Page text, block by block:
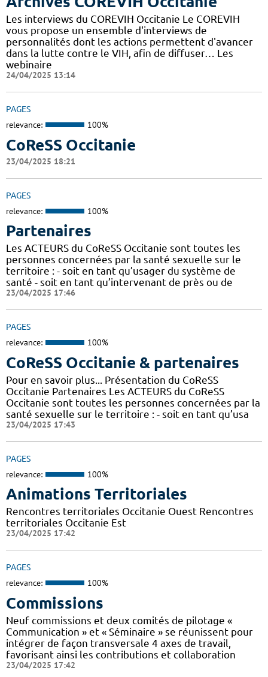
Les interviews du COREVIH Occitanie Le COREVIH
vous propose un ensemble d'interviews de
personnalités dont les actions permettent d'avancer
dans la lutte contre le VIH, afin de diffuser… Les
webinaire
24/04/2025 13:14
PAGES
relevance: 100%
CoReSS Occitanie
23/04/2025 18:21
PAGES
relevance: 100%
Partenaires
Les ACTEURS du CoReSS Occitanie sont toutes les
personnes concernées par la santé sexuelle sur le
territoire : - soit en tant qu’usager du système de
santé - soit en tant qu’intervenant de près ou de
23/04/2025 17:46
PAGES
relevance: 100%
CoReSS Occitanie & partenaires
Pour en savoir plus... Présentation du CoReSS
Occitanie Partenaires Les ACTEURS du CoReSS
Occitanie sont toutes les personnes concernées par la
santé sexuelle sur le territoire : - soit en tant qu’usa
23/04/2025 17:43
PAGES
relevance: 100%
Animations Territoriales
Rencontres territoriales Occitanie Ouest Rencontres
territoriales Occitanie Est
23/04/2025 17:42
PAGES
relevance: 100%
Commissions
Neuf commissions et deux comités de pilotage «
Communication » et « Séminaire » se réunissent pour
intégrer de façon transversale 4 axes de travail,
favorisant ainsi les contributions et collaboration
23/04/2025 17:42